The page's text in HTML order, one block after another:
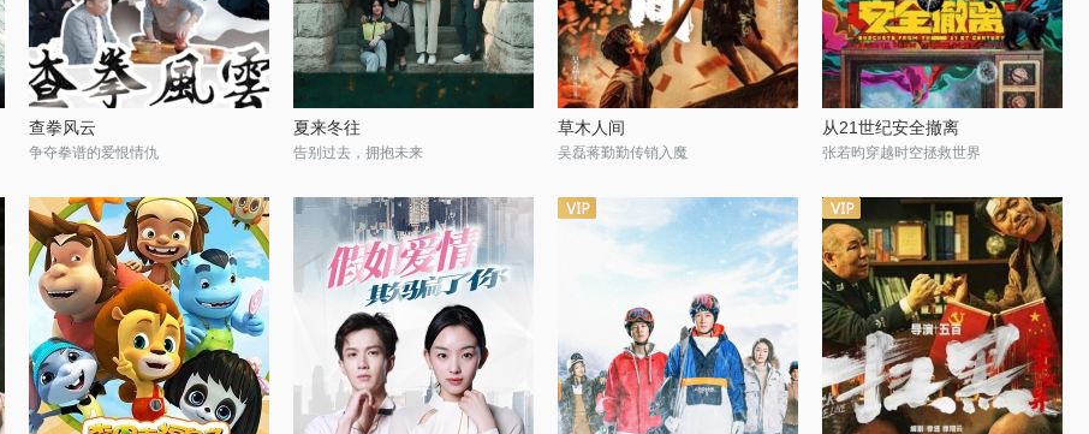
查拳风云
争夺拳谱的爱恨情仇
夏来冬往
告别过去，拥抱未来
草木人间
吴磊蒋勤勤传销入魔
从21世纪安全撤离
张若昀穿越时空拯救世界